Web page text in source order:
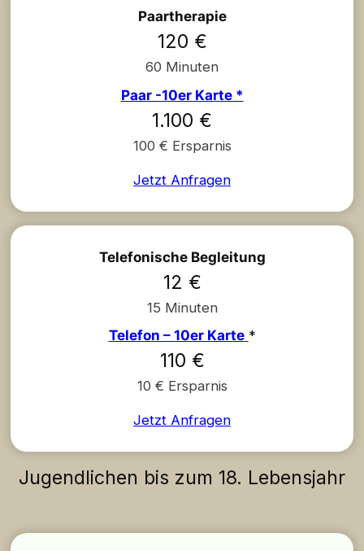
Paartherapie
120 €
60 Minuten
Paar -10er Karte *
1.100 €
100 € Ersparnis
Jetzt Anfragen
Telefonische Begleitung
12 €
15 Minuten
Telefon – 10er Karte *
110 €
10 € Ersparnis
Jetzt Anfragen
Jugendlichen bis zum 18. Lebensjahr